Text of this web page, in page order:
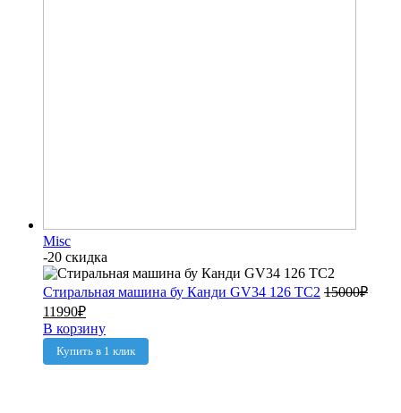
Misc
-20 скидка
Стиральная машина бу Канди GV34 126 TC2 15000₽
11990₽
В корзину
Купить в 1 клик